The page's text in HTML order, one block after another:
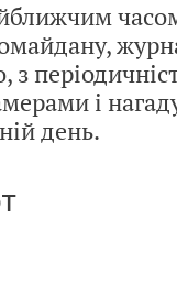
з
і
день.